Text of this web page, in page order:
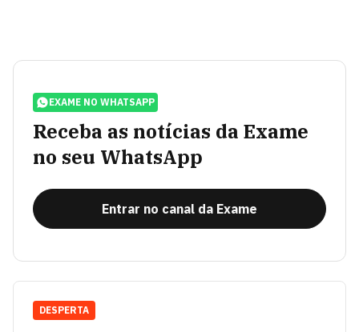
EXAME NO WHATSAPP
Receba as notícias da Exame
no seu WhatsApp
Entrar no canal da Exame
DESPERTA